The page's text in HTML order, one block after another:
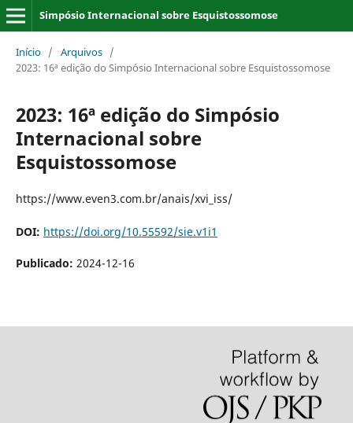
Simpósio Internacional sobre Esquistossomose
Início / Arquivos /
2023: 16ª edição do Simpósio Internacional sobre Esquistossomose
2023: 16ª edição do Simpósio
Internacional sobre
Esquistossomose
https://www.even3.com.br/anais/xvi_iss/
DOI: https://doi.org/10.55592/sie.v1i1
Publicado: 2024-12-16